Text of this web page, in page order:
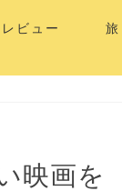
レビュー 旅
映画を